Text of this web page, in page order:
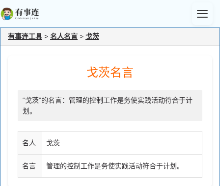
有事连工具 > 名人名言 > 戈茨
戈茨名言
“戈茨”的名言：管理的控制工作是务使实践活动符合于计
划。
名人 戈茨
名言 管理的控制工作是务使实践活动符合于计划。